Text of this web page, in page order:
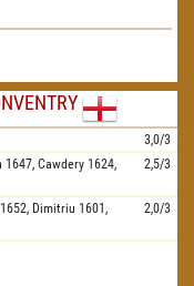
3,0/3
1647, Cawdery 1624,
2,5/3
1652, Dimitriu 1601,
2,0/3